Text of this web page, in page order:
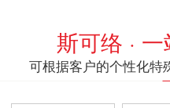
斯可络 ·
可根据客户的个性化特